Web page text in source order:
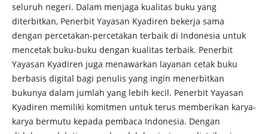
seluruh negeri. Dalam menjaga kualitas buku yang
diterbitkan, Penerbit Yayasan Kyadiren bekerja sama
dengan percetakan-percetakan terbaik di Indonesia untuk
mencetak buku-buku dengan kualitas terbaik. Penerbit
Yayasan Kyadiren juga menawarkan layanan cetak buku
berbasis digital bagi penulis yang ingin menerbitkan
bukunya dalam jumlah yang lebih kecil. Penerbit Yayasan
Kyadiren memiliki komitmen untuk terus memberikan karya-
karya bermutu kepada pembaca Indonesia. Dengan